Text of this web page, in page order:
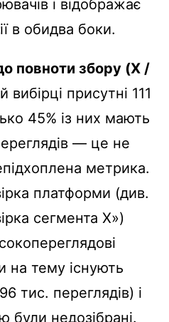
і відображає
в обидва боки.
повноти збору (X /
вибірці присутні 111
45% із них мають
— це не
метрика.
платформи (див.
сегмента X»)
на тему існують
тис. переглядів) і
були недозібрані.